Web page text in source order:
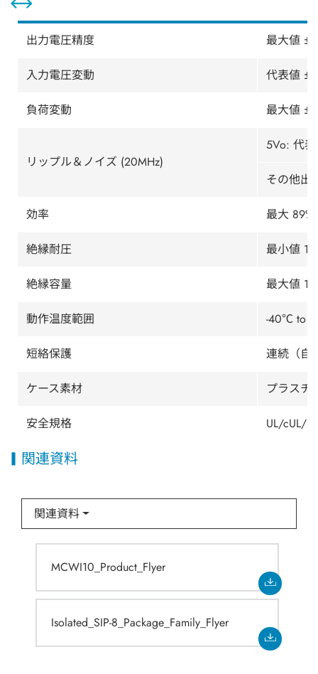
出力電圧精度 最大値
入力電圧変動 代表値
負荷変動 最大値
リップル＆ノイズ (20MHz)
5Vo: 代
その他出
効率 最大 89%
絶縁耐圧 最小値
絶縁容量 最大値
動作温度範囲 -40℃ to
短絡保護 連続（自
ケース素材 プラスチ
安全規格 UL/cUL/
関連資料
関連資料
MCWI10_Product_Flyer
Isolated_SIP-8_Package_Family_Flyer